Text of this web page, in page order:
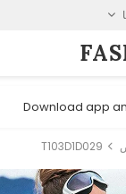
Download app
T103D1D029